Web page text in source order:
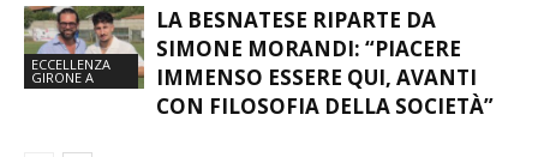
GIRONE A
LA BESNATESE RIPARTE DA
SIMONE MORANDI: “PIACERE
IMMENSO ESSERE QUI, AVANTI